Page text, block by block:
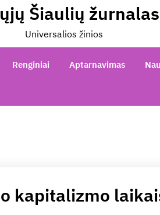
Šiaulių žurnalas
Universalios žinios
Renginiai Aptarnavimas
kapitalizmo